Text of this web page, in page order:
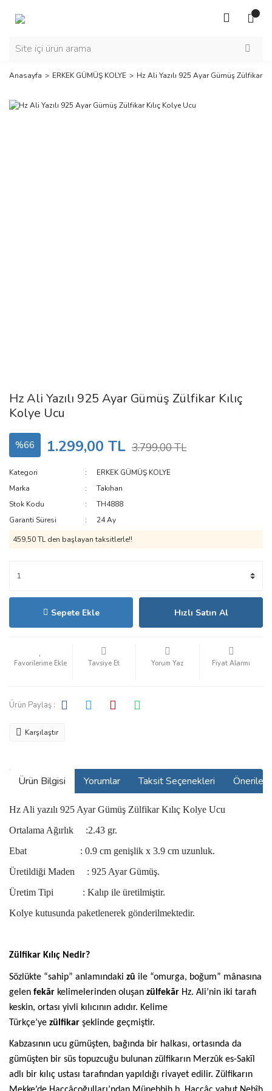
Anasayfa ERKEK GÜMÜŞ KOLYE Hz Ali Yazılı 925 Ayar Gümüş Zülfikar
Hz Ali Yazılı 925 Ayar Gümüş Zülfikar Kılıç
Kolye Ucu
%66 1.299,00 TL 3.799,00 TL
Kategori
ERKEK GÜMÜŞ KOLYE
Marka
Takıhan
Stok Kodu
TH4888
Garanti Süresi
24 Ay
459,50 TL den başlayan taksitlerle!!
Sepete Ekle Hızlı Satın Al
Tavsiye Et Yorum Yaz Fiyat Alarmı
Ürün Paylaş :
Karşılaştır
Ürün Bilgisi Yorumlar Taksit Seçenekleri
Hz Ali yazılı 925 Ayar Gümüş Zülfikar Kılıç Kolye Ucu
Ortalama Ağırlık :2.43 gr.
Ebat : 0.9 cm genişlik x 3.9 cm uzunluk.
Üretildiği Maden : 925 Ayar Gümüş.
Üretim Tipi : Kalıp ile üretilmiştir.
Kolye kutusunda paketlenerek gönderilmektedir.
Zülfikar Kılıç Nedir?
Sözlükte “sahip” anlamındaki zû ile “omurga, boğum” mânasına
gelen fekār kelimelerinden oluşan zülfekār Hz. Ali’nin iki tarafı
keskin, ortası yivli kılıcının adıdır. Kelime
Türkçe’ye zülfikar şeklinde geçmiştir.
Kabzasının ucu gümüşten, bağında bir halkası, ortasında da
gümüşten bir süs topuzcuğu bulunan zülfikarın Merzûk es-Sakīl
adlı bir kılıç ustası tarafından yapıldığı rivayet edilir. Zülfikarın